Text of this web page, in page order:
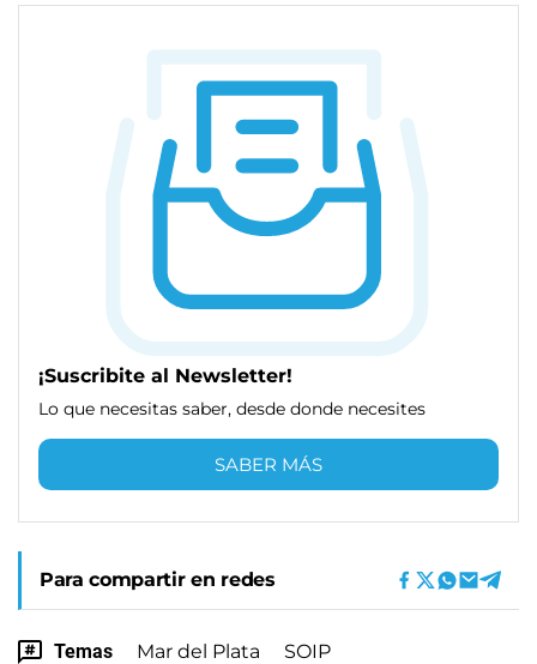
¡Suscribite al Newsletter!
Lo que necesitas saber, desde donde necesites
SABER MÁS
Para compartir en redes
Temas Mar del Plata SOIP